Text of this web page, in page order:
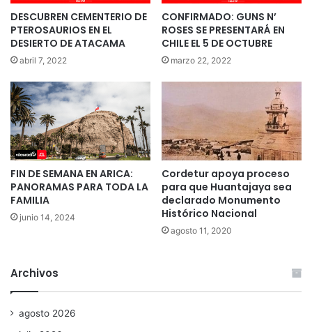
DESCUBREN CEMENTERIO DE
PTEROSAURIOS EN EL
DESIERTO DE ATACAMA
abril 7, 2022
CONFIRMADO: GUNS N’
ROSES SE PRESENTARÁ EN
CHILE EL 5 DE OCTUBRE
marzo 22, 2022
FIN DE SEMANA EN ARICA:
PANORAMAS PARA TODA LA
FAMILIA
junio 14, 2024
Cordetur apoya proceso
para que Huantajaya sea
declarado Monumento
Histórico Nacional
agosto 11, 2020
Archivos
agosto 2026